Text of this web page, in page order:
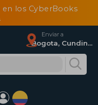
los CyberBooks
Enviar a
Bogota, Cundinamarca